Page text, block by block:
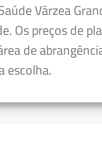
Várzea
Os preços de
de
escolha.